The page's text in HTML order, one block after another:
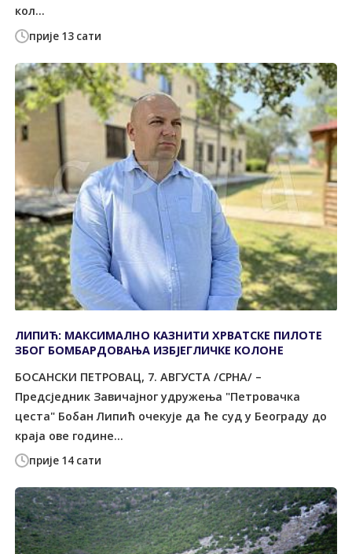
прије 13 сати
кол...
прије 14 сати
ЛИПИЋ: МАКСИМАЛНО КАЗНИТИ ХРВАТСКЕ ПИЛОТЕ
ЗБОГ БОМБАРДОВАЊА ИЗБЈЕГЛИЧКЕ КОЛОНЕ
БОСАНСКИ ПЕТРОВАЦ, 7. АВГУСТА /СРНА/ –
Предсједник Завичајног удружења "Петровачка
цеста" Бобан Липић очекује да ће суд у Београду до
краја ове године...